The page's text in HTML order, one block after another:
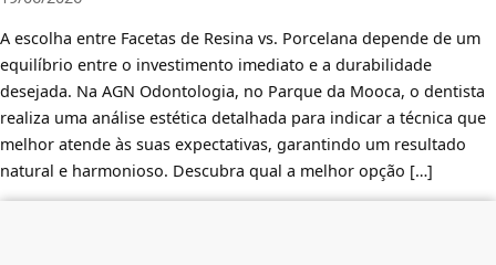
A escolha entre Facetas de Resina vs. Porcelana depende de um
equilíbrio entre o investimento imediato e a durabilidade
desejada. Na AGN Odontologia, no Parque da Mooca, o dentista
realiza uma análise estética detalhada para indicar a técnica que
melhor atende às suas expectativas, garantindo um resultado
natural e harmonioso. Descubra qual a melhor opção […]